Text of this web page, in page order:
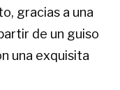
gracias a una
de un guiso
una exquisita